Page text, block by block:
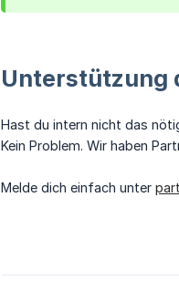
Unterstützung
Hast du intern nicht das
Kein Problem. Wir haben
Melde dich einfach unter